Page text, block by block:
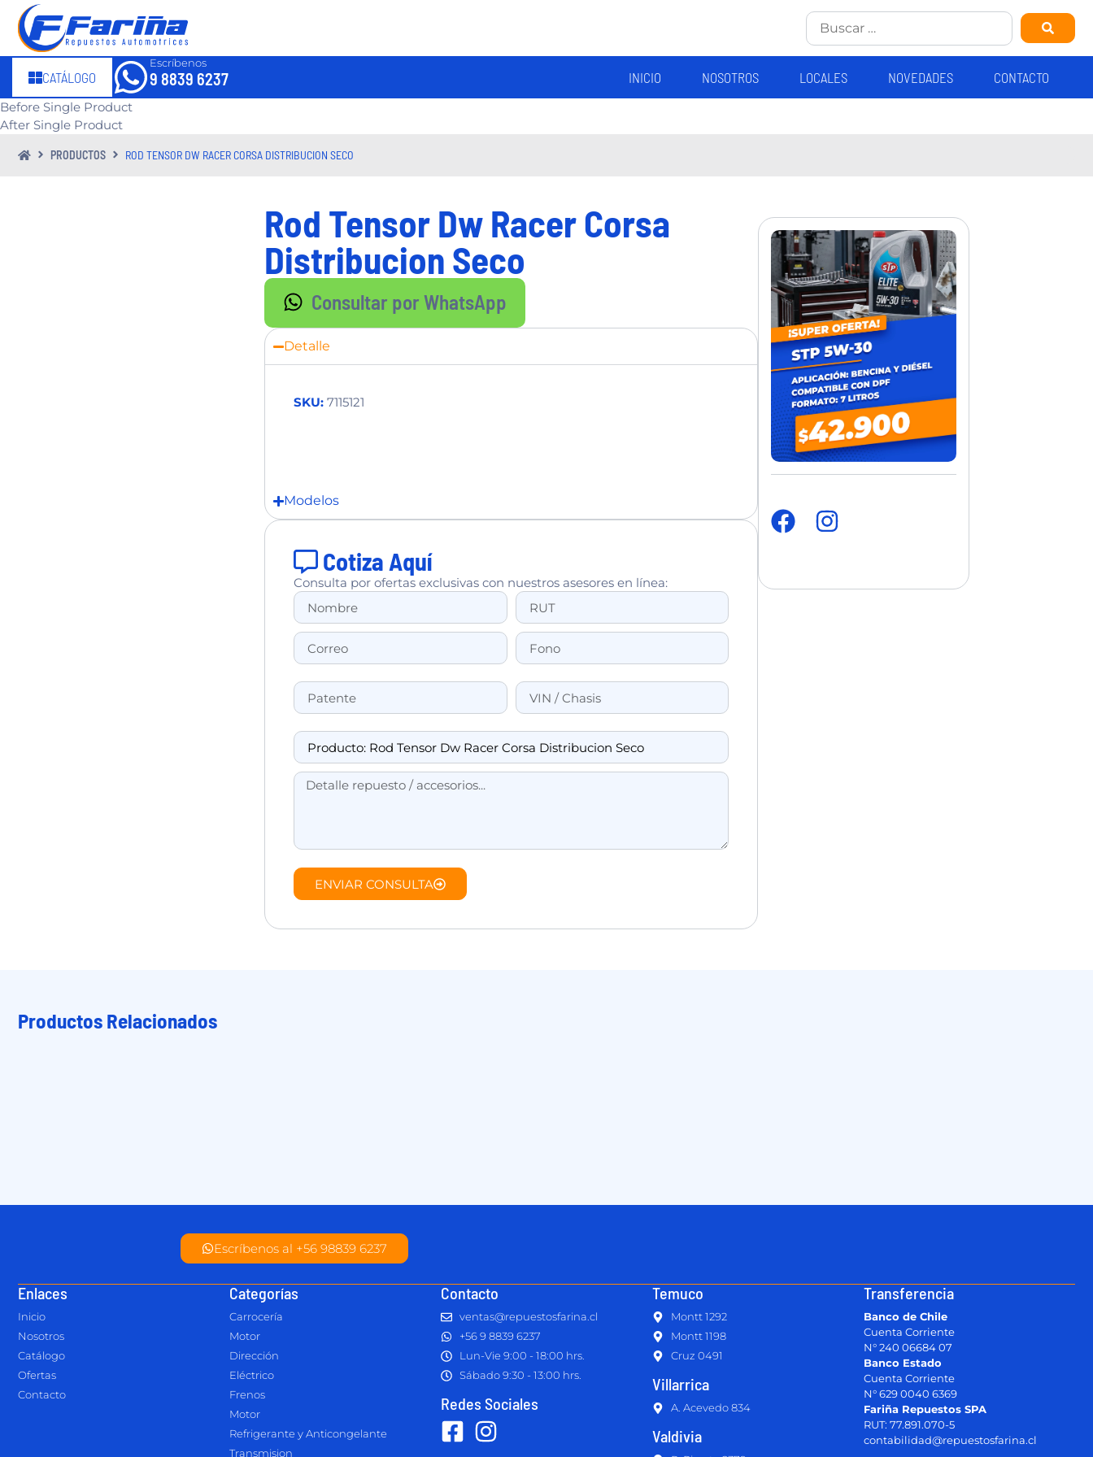
CATÁLOGO
Escríbenos
9 8839 6237 INICIO NOSOTROS LOCALES NOVEDADES CONTACTO
Before Single Product
After Single Product
PRODUCTOS ROD TENSOR DW RACER CORSA DISTRIBUCION SECO
Rod Tensor Dw Racer Corsa
Distribucion Seco
Consultar por WhatsApp
Detalle
SKU: 7115121
Modelos
Cotiza Aquí
Consulta por ofertas exclusivas con nuestros asesores en línea:
ENVIAR CONSULTA
Productos Relacionados
Escríbenos al +56 98839 6237
Enlaces
Inicio
Nosotros
Catálogo
Ofertas
Contacto
Categorías
Carrocería
Motor
Dirección
Eléctrico
Frenos
Motor
Refrigerante y Anticongelante
Transmision
Contacto
ventas@repuestosfarina.cl
+56 9 8839 6237
Lun-Vie 9:00 - 18:00 hrs.
Sábado 9:30 - 13:00 hrs.
Redes Sociales
Temuco
Montt 1292
Montt 1198
Cruz 0491
Villarrica
A. Acevedo 834
Valdivia
Transferencia
Banco de Chile
Cuenta Corriente
N° 240 06684 07
Banco Estado
Cuenta Corriente
N° 629 0040 6369
Fariña Repuestos SPA
RUT: 77.891.070-5
contabilidad@repuestosfarina.cl